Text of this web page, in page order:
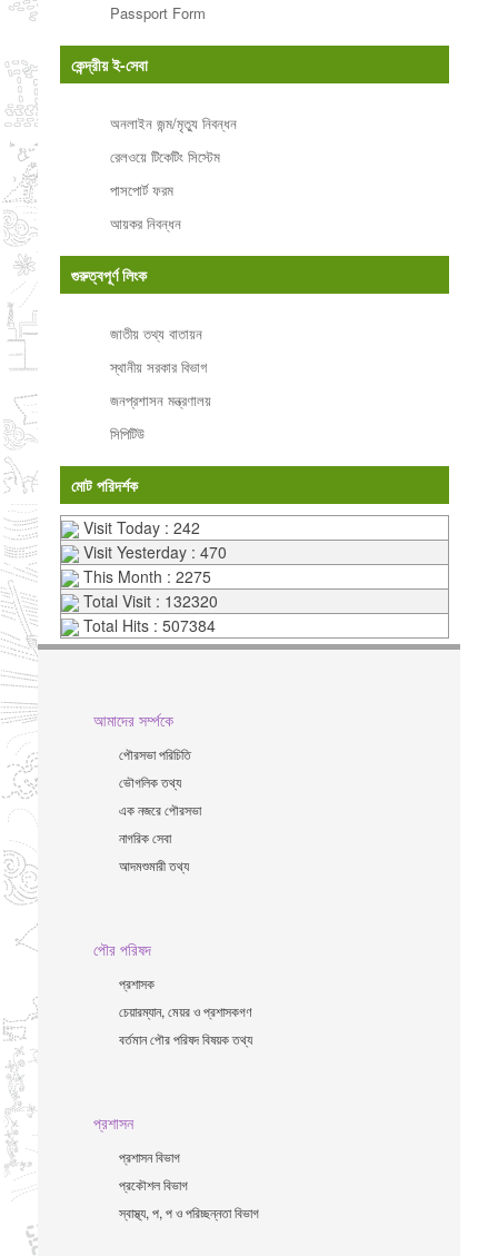
Passport Form
কেন্দ্রীয় ই-সেবা
অনলাইন জন্ম/মৃত্যু নিবন্ধন
রেলওয়ে টিকেটিং সিস্টেম
পাসপোর্ট ফরম
আয়কর নিবন্ধন
গুরুত্বপূর্ণ লিংক
জাতীয় তথ্য বাতায়ন
স্থানীয় সরকার বিভাগ
জনপ্রশাসন মন্ত্রণালয়
সিপিটিউ
মোট পরিদর্শক
Visit Today : 242
Visit Yesterday : 470
This Month : 2275
Total Visit : 132320
Total Hits : 507384
আমাদের সর্ম্পকে
পৌরসভা পরিচিতি
ভৌগলিক তথ্য
এক নজরে পৌরসভা
নাগরিক সেবা
আদমশুমারী তথ্য
পৌর পরিষদ
প্রশাসক
চেয়ারম্যান, মেয়র ও প্রশাসকগণ
বর্তমান পৌর পরিষদ বিষয়ক তথ্য
প্রশাসন
প্রশাসন বিভাগ
প্রকৌশল বিভাগ
স্বাস্থ্য, প, প ও পরিচ্ছন্নতা ‍বিভাগ